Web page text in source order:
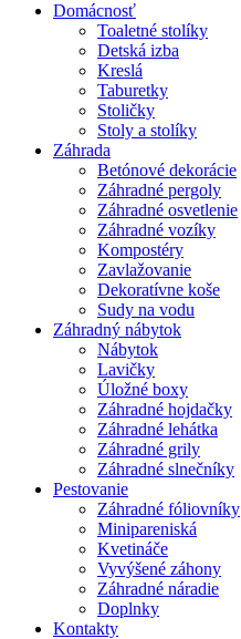
Domácnosť
Toaletné stolíky
Detská izba
Kreslá
Taburetky
Stoličky
Stoly a stolíky
Záhrada
Betónové dekorácie
Záhradné pergoly
Záhradné osvetlenie
Záhradné vozíky
Kompostéry
Zavlažovanie
Dekoratívne koše
Sudy na vodu
Záhradný nábytok
Nábytok
Lavičky
Úložné boxy
Záhradné hojdačky
Záhradné lehátka
Záhradné grily
Záhradné slnečníky
Pestovanie
Záhradné fóliovníky
Minipareniská
Kvetináče
Vyvýšené záhony
Záhradné náradie
Doplnky
Kontakty